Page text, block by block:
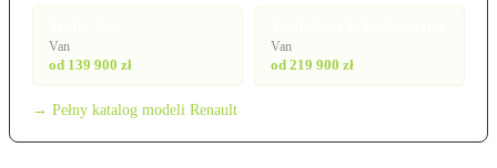
Van
od 139 900 zł
Van
od 219 900 zł
→ Pełny katalog modeli Renault